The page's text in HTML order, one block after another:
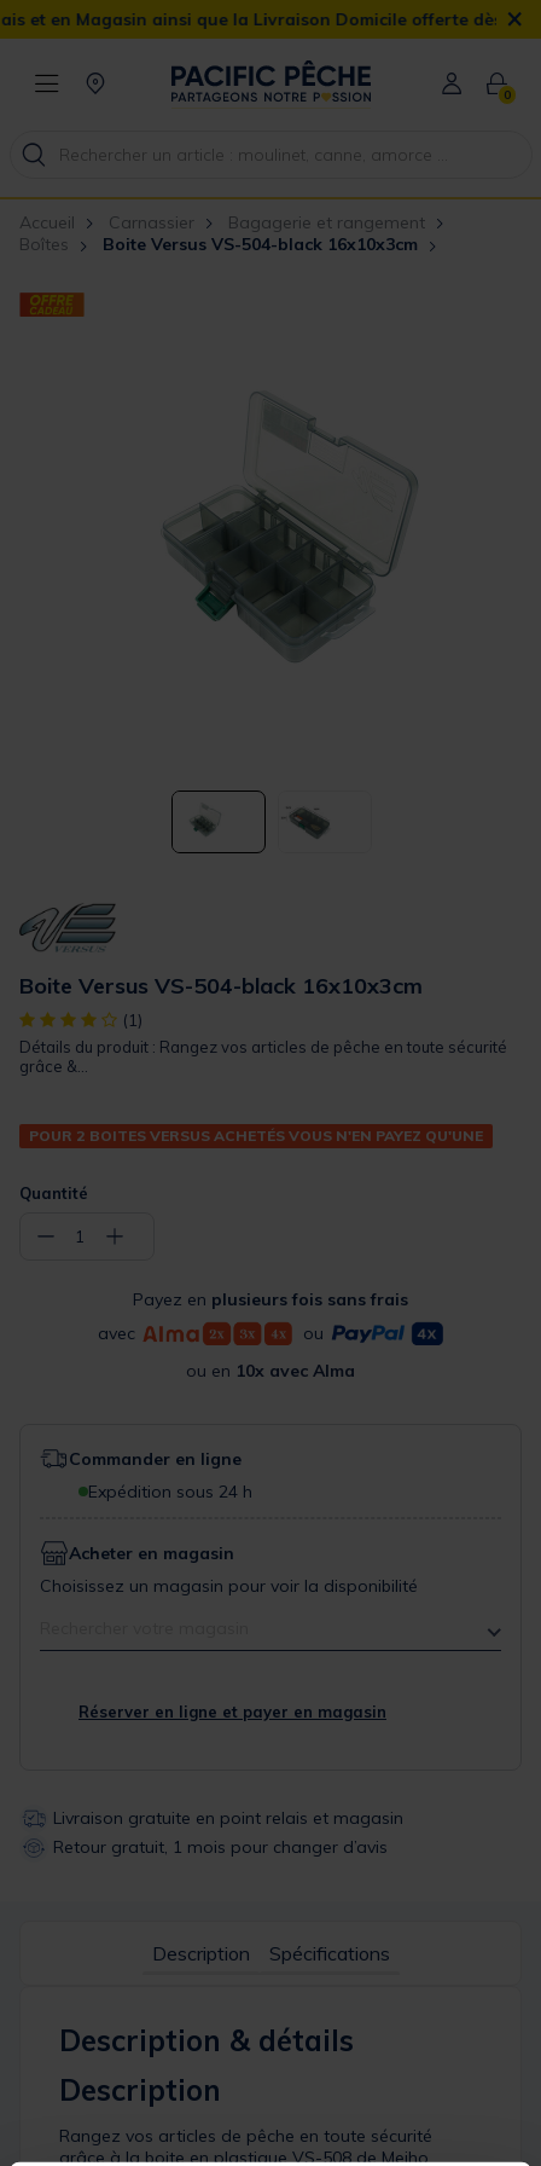
Magasin ainsi que la Livraison Domicile offerte dès 90€ ×
0
Accueil Carnassier
Bagagerie et rangement
Boîtes
Boite Versus VS-504-black 16x10x3cm
Boite Versus VS-504-black 16x10x3cm
[object Object] out of 5 Customer Rating
(1)
Détails du produit : Rangez vos articles de pêche en toute sécurité
grâce &...
POUR 2 BOITES VERSUS ACHETÉS VOUS N'EN PAYEZ QU'UNE
Quantité
− 1 +
Payez en plusieurs fois sans frais
avec
ou
ou en 10x avec Alma
Commander en ligne
Expédition sous 24 h
Acheter en magasin
Choisissez un magasin pour voir la disponibilité
Réserver en ligne et payer en magasin
Livraison gratuite en point relais et magasin
Retour gratuit, 1 mois pour changer d’avis
Description Spécifications
Description & détails
Description
Rangez vos articles de pêche en toute sécurité
grâce à la boite en plastique VS-508 de Meiho